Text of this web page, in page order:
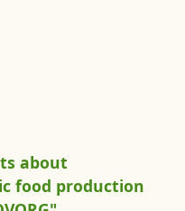
about
food production